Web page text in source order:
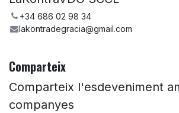
+34 686 02 98 34
lakontradegracia@gmail.com
Comparteix
Comparteix l'esdeveniment
companyes